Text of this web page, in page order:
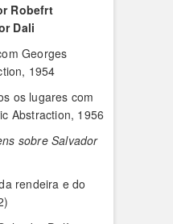
Robefrt
Dali
Georges
1954
os lugares com
Abstraction, 1956
sobre Salvador
rendeira e do